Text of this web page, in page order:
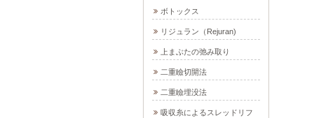
ボトックス
リジュラン（Rejuran)
上まぶたの弛み取り
二重瞼切開法
二重瞼埋没法
吸収糸によるスレッドリフ